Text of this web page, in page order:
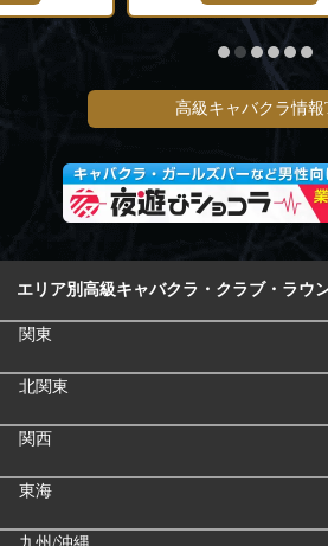
高級キャバクラ情報
エリア別高級キャバクラ・クラブ・ラウ
関東
北関東
関西
東海